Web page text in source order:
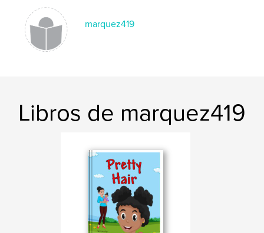
pretty
marquez419
Libros de marquez419